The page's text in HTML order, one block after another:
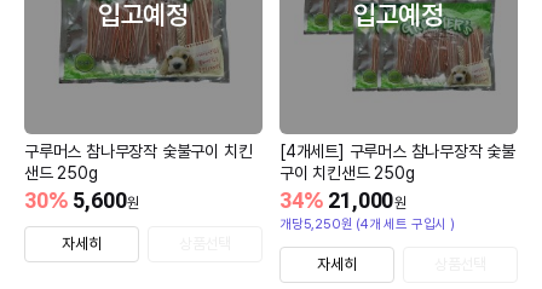
입고예정
구루머스 참나무장작 숯불구이 치킨
샌드 250g
5,600원
30%
자세히
입고예정
[4개세트] 구루머스 참나무장작 숯불
구이 치킨샌드 250g
21,000원
34%
개당5,250원 (4개 세트 구입시 )
자세히